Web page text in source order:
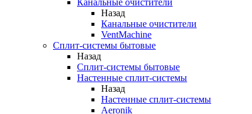
Канальные очистители
Назад
Канальные очистители
VentMachine
Сплит-системы бытовые
Назад
Сплит-системы бытовые
Настенные сплит-системы
Назад
Настенные сплит-системы
Aeronik